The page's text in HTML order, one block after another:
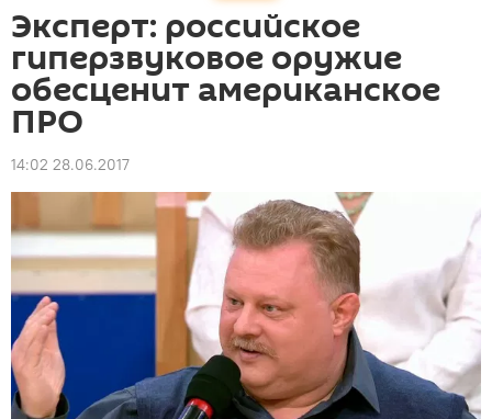
Эксперт: российское
гиперзвуковое оружие
обесценит американское
ПРО
14:02 28.06.2017